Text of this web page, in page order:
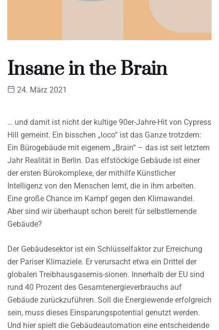
Insane in the Brain
24. März 2021
… und damit ist nicht der kultige 90er-Jahre-Hit von Cypress
Hill gemeint. Ein bisschen „loco“ ist das Ganze trotzdem:
Ein Bürogebäude mit eigenem „Brain“ – das ist seit letztem
Jahr Realität in Berlin. Das elfstöckige Gebäude ist einer
der ersten Bürokomplexe, der mithilfe Künstlicher
Intelligenz von den Menschen lernt, die in ihm arbeiten.
Eine große Chance im Kampf gegen den Klimawandel.
Aber sind wir überhaupt schon bereit für selbstlernende
Gebäude?
Der Gebäudesektor ist ein Schlüsselfaktor zur Erreichung
der Pariser Klimaziele. Er verursacht etwa ein Drittel der
globalen Treibhausgasemis-sionen. Innerhalb der EU sind
rund 40 Prozent des Gesamtenergieverbrauchs auf
Gebäude zurückzuführen. Soll die Energiewende erfolgreich
sein, muss dieses Einsparungspotential genutzt werden.
Und hier spielt die Gebäudeautomation eine entscheidende